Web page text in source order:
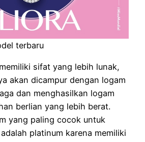
terbaru
sifat yang lebih lunak,
akan dicampur dengan logam
dan menghasilkan logam
berlian yang lebih berat.
yang paling cocok untuk
platinum karena memiliki